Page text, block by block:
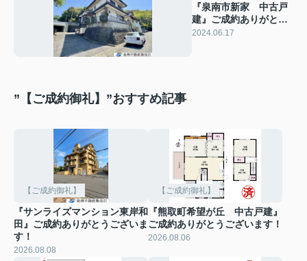
『泉南市新家 中古戸
建』ご成約ありがとう
ございます！
2024.06.17
”【ご成約御礼】”おすすめ記事
【ご成約御礼】
『サンライズマンション東岸和
田』ご成約ありがとうございま
す！
2026.08.08
【ご成約御礼】
『熊取町希望が丘 中古戸建』
ご成約ありがとうございます！
2026.08.06